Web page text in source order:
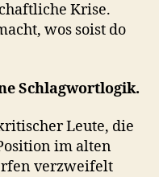
Krise.
wos soist do
Schlagwortlogik.
Leute, die
im alten
verzweifelt